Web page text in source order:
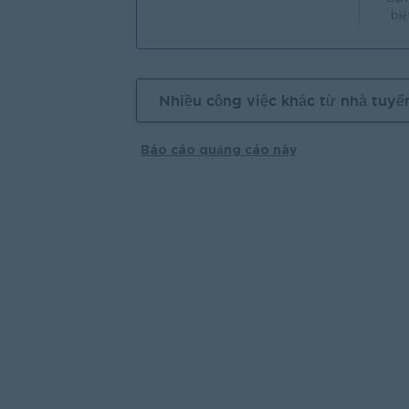
Nhiều công việc khác từ nhà
Báo cáo quảng cáo này